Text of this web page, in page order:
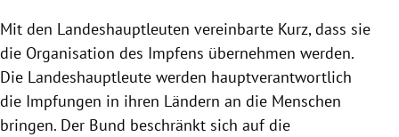
Mit den Landeshauptleuten vereinbarte Kurz, dass sie
die Organisation des Impfens übernehmen werden.
Die Landeshauptleute werden hauptverantwortlich
die Impfungen in ihren Ländern an die Menschen
bringen. Der Bund beschränkt sich auf die